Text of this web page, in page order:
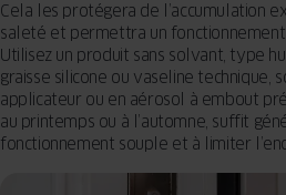
Cela les protégera de l’accumulation
saleté et permettra un fonctionnement
Utilisez un produit sans solvant, type
graisse silicone ou vaseline technique,
applicateur ou en aérosol à embout
au printemps ou à l’automne, suffit
fonctionnement souple et à limiter